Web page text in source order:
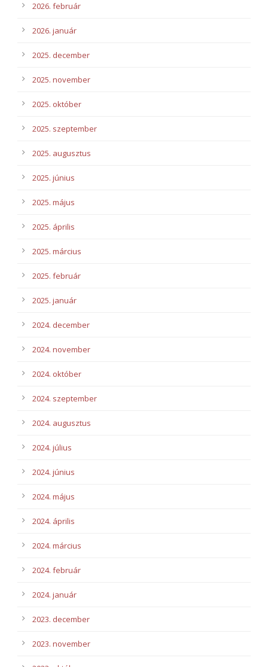
2026. február
2026. január
2025. december
2025. november
2025. október
2025. szeptember
2025. augusztus
2025. június
2025. május
2025. április
2025. március
2025. február
2025. január
2024. december
2024. november
2024. október
2024. szeptember
2024. augusztus
2024. július
2024. június
2024. május
2024. április
2024. március
2024. február
2024. január
2023. december
2023. november